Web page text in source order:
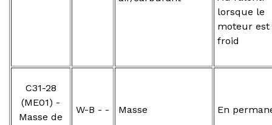
lorsque le
moteur est
froid
C31-28
(ME01) -
Masse de
W-B - - Masse En